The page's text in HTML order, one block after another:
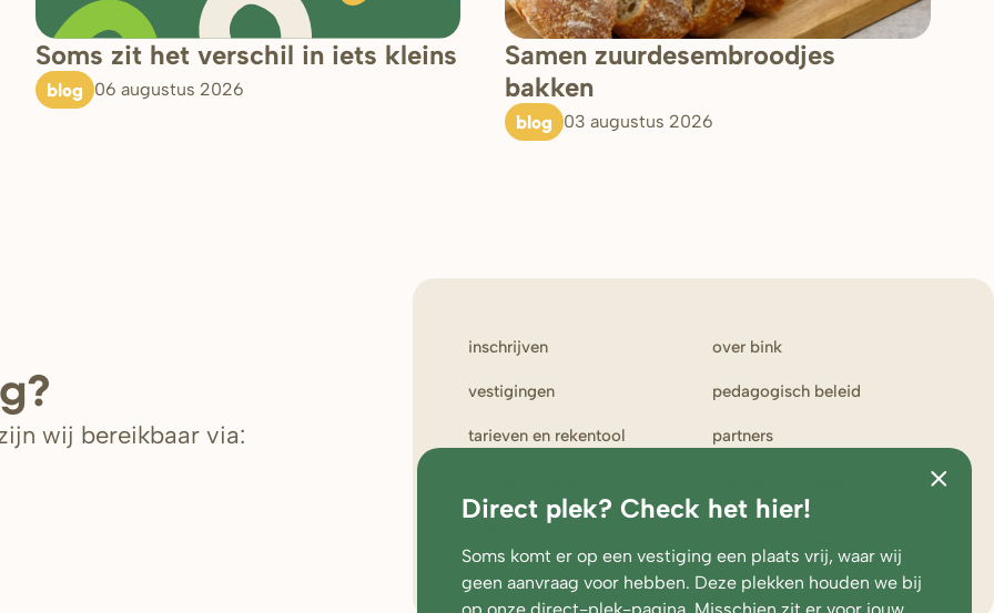
Direct plek? Check het hier!
Soms komt er op een vestiging een plaats vrij, waar wij
geen aanvraag voor hebben. Deze plekken houden we bij
Soms zit het verschil in iets kleins
blog 06 augustus 2026
Samen zuurdesembroodjes
bakken
blog 03 augustus 2026
wij bereikbaar via:
inschrijven over bink
vestigingen pedagogisch beleid
tarieven en rekentool partners
ouderportaal
toezicht en
medezeggenschap